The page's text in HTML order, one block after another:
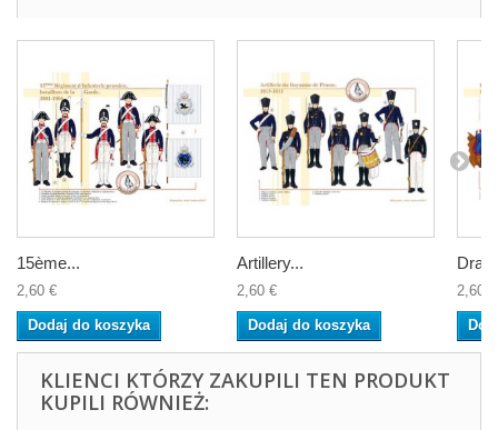
15ème...
2,60 €
Dodaj do koszyka
Artillery...
2,60 €
Dodaj do koszyka
2,60 €
KLIENCI KTÓRZY ZAKUPILI TEN PRODUKT
KUPILI RÓWNIEŻ: